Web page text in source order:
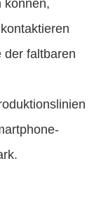
können,
der faltbaren